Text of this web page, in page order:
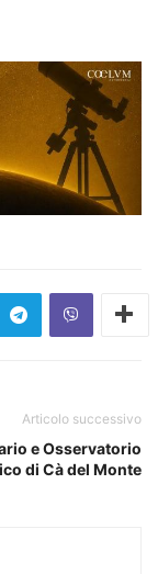
Articolo successivo
e Osservatorio
di Cà del Monte